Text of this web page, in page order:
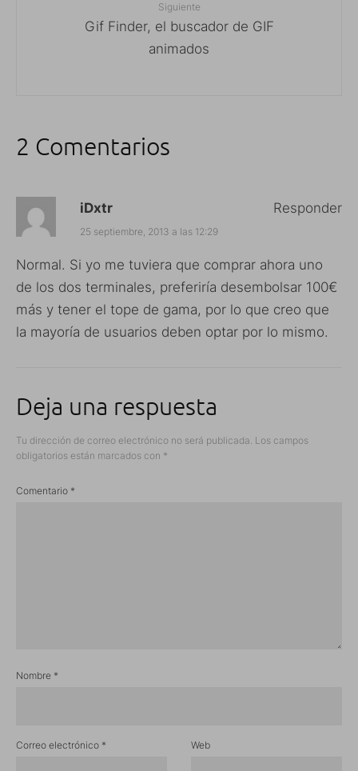
Siguiente
Gif Finder, el buscador de GIF
animados
2 Comentarios
iDxtr
25 septiembre, 2013 a las 12:29
Normal. Si yo me tuviera que comprar ahora uno
de los dos terminales, preferiría desembolsar 100€
más y tener el tope de gama, por lo que creo que
la mayoría de usuarios deben optar por lo mismo.
Responder
Deja una respuesta
Tu dirección de correo electrónico no será publicada. Los campos
obligatorios están marcados con *
Comentario *
Nombre *
Correo electrónico * Web